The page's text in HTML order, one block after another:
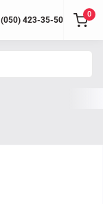
(050) 423-35-50
0